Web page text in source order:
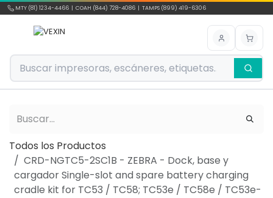
Ir al contenido
MTY (81) 1234-4466 | COAH (844) 728-4086 | TAMPS (899) 419-6306
Todos los Productos
CRD-NGTC5-2SC1B - ZEBRA - Dock, base y
cargador Single-slot and spare battery charging
cradle kit for TC53 / TC58; TC53e / TC58e / TC53e-